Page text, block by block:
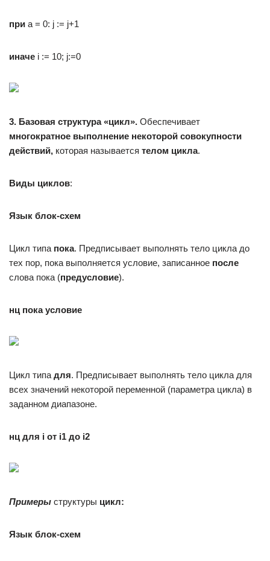
при a = 0: j := j+1
иначе i := 10; j:=0
3. Базовая структура «цикл». Обеспечивает
многократное выполнение некоторой совокупности
действий, которая называется телом цикла.
Виды циклов:
Язык блок-схем
Цикл типа пока. Предписывает выполнять тело цикла до
тех пор, пока выполняется условие, записанное после
слова пока (предусловие).
нц пока условие
Цикл типа для. Предписывает выполнять тело цикла для
всех значений некоторой переменной (параметра цикла) в
заданном диапазоне.
нц для i от i1 до i2
Примеры структуры цикл:
Язык блок-схем